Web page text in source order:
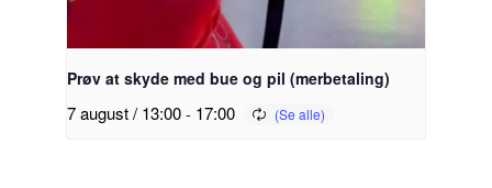
Prøv at skyde med bue og pil (merbetaling)
7 august / 13:00- 17:00